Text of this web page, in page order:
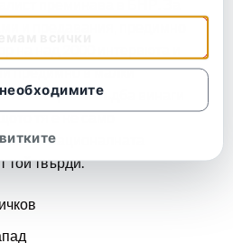
предимно в малки
история и съдба винаги
тя е не само
от националната
той твърди.